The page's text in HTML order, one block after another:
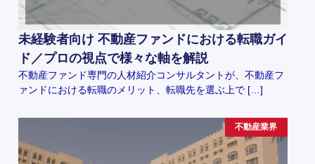
未経験者向け 不動産ファンドにおける転職ガイ
ド／プロの視点で様々な軸を解説
不動産ファンド専門の人材紹介コンサルタントが、不動産フ
ァンドにおける転職のメリット、転職先を選ぶ上で […]
不動産業界